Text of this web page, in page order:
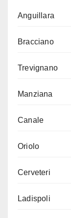
Anguillara
Bracciano
Trevignano
Manziana
Canale
Oriolo
Cerveteri
Ladispoli